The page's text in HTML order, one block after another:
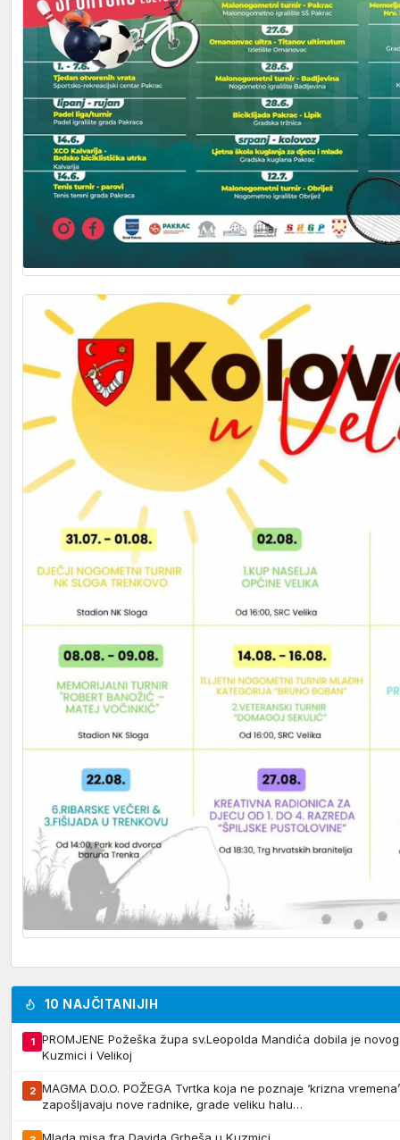
10 NAJČITANIJIH
1
PROMJENE Požeška župa sv.Leopolda Mandića dobila je
Kuzmici i Velikoj
2 MAGMA D.O.O. POŽEGA Tvrtka koja ne poznaje ‘krizna
zapošljavaju nove radnike, grade veliku halu…